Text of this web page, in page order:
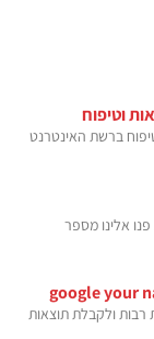
וטיפוח
ברשת האינטרנט
אלינו מספר
רבות ולקבלת תוצאות